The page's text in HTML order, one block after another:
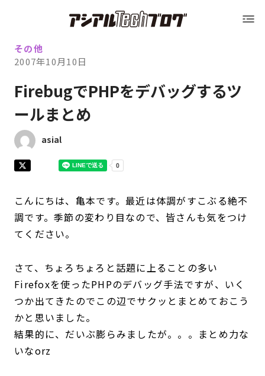
アシアルTechブログ
Blog トップ
運営会社（アシアル株式会社）
会社概要
採用情報
お問い合わせ
会社概要
採用情報
お問い合わせ
その他
2007年10月10日
FirebugでPHPをデバッグするツ
ールまとめ
asial
こんにちは、亀本です。最近は体調がすこぶる絶不
調です。季節の変わり目なので、皆さんも気をつけ
てください。
さて、ちょろちょろと話題に上ることの多い
Firefoxを使ったPHPのデバッグ手法ですが、いく
つか出てきたのでこの辺でサクッとまとめておこう
かと思いました。
結果的に、だいぶ膨らみましたが。。。まとめ力な
いなorz